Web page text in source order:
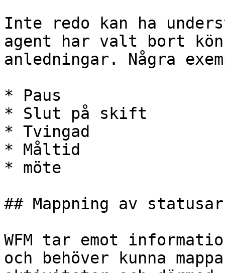
Inte redo kan ha
agent har valt bort
anledningar. Några
* Paus
* Slut på skift
* Tvingad
* Måltid
* möte
## Mappning av
WFM tar emot
och behöver kunna